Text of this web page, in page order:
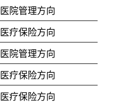
医院管理方向
医疗保险方向
医院管理方向
医疗保险方向
医疗保险方向